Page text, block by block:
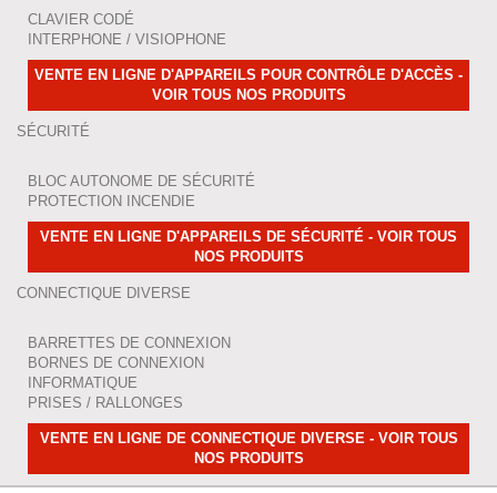
CLAVIER CODÉ
INTERPHONE / VISIOPHONE
VENTE EN LIGNE D'APPAREILS POUR CONTRÔLE D'ACCÈS -
VOIR TOUS NOS PRODUITS
SÉCURITÉ
BLOC AUTONOME DE SÉCURITÉ
PROTECTION INCENDIE
VENTE EN LIGNE D'APPAREILS DE SÉCURITÉ - VOIR TOUS
NOS PRODUITS
CONNECTIQUE DIVERSE
BARRETTES DE CONNEXION
BORNES DE CONNEXION
INFORMATIQUE
PRISES / RALLONGES
VENTE EN LIGNE DE CONNECTIQUE DIVERSE - VOIR TOUS
NOS PRODUITS